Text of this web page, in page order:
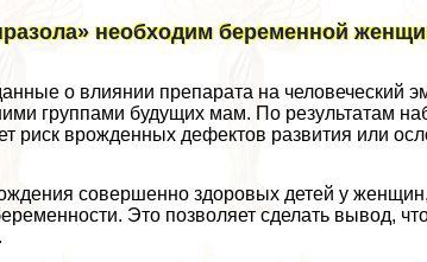
необходим беременной
о влиянии препарата на человеческий
группами будущих мам. По результатам
риск врожденных дефектов развития или
совершенно здоровых детей у
Это позволяет сделать вывод,